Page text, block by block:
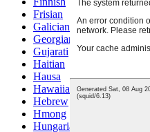
Frisian
Galician
Georgian
Gujarati
Haitian
Hausa
Hawaiian
Hebrew
Hmong
Hungarian